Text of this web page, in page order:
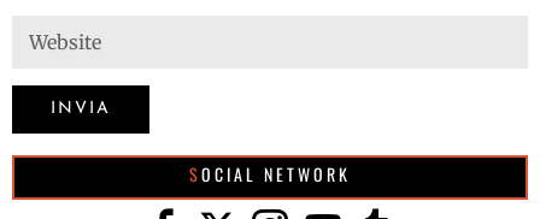
SOCIAL NETWORK